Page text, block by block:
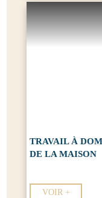
TRAVAIL À
DE LA MAISON
VOIR +